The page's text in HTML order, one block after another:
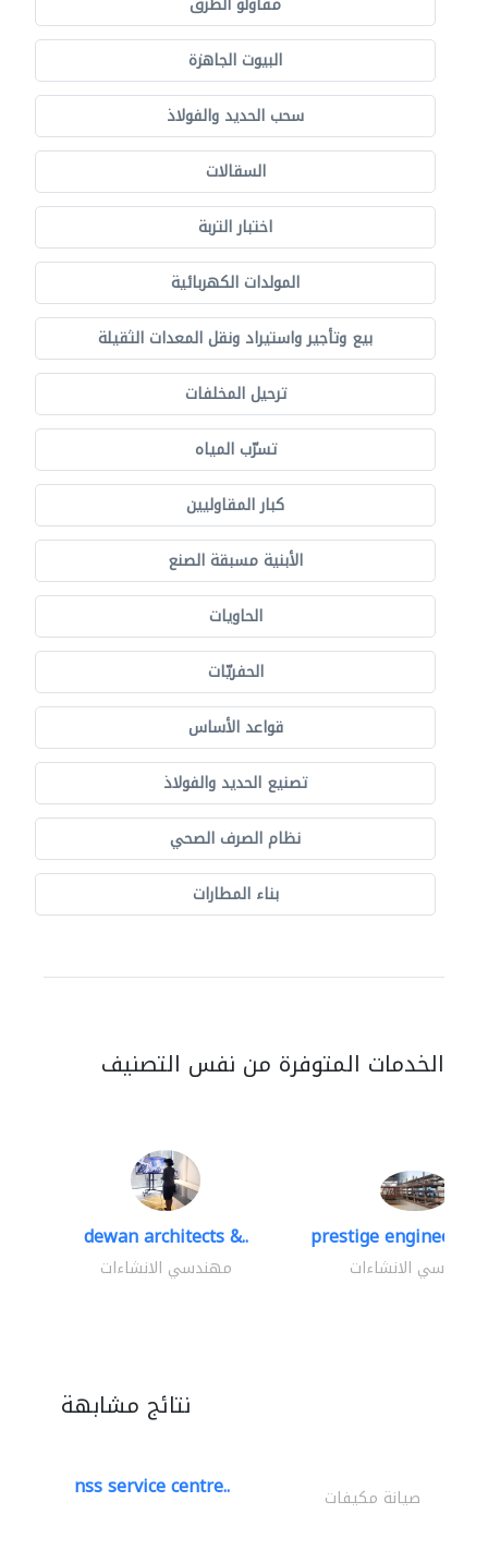
البيوت الجاهزة
سحب الحديد والفولاذ
السقالات
اختبار التربة
المولدات الكهربائية
بيع وتأجير واستيراد ونقل المعدات الثقيلة
ترحيل المخلفات
تسرّب المياه
كبار المقاوليين
الأبنية مسبقة الصنع
الحاويات
الحفريّات
قواعد الأساس
تصنيع الحديد والفولاذ
نظام الصرف الصحي
بناء المطارات
الخدمات المتوفرة من نفس التصنيف
dewan architects &..
مهندسي الانشاءات
prestige
مهندسي الانشاءات
نتائج مشابهة
nss service centre.. صيانة مكيفات